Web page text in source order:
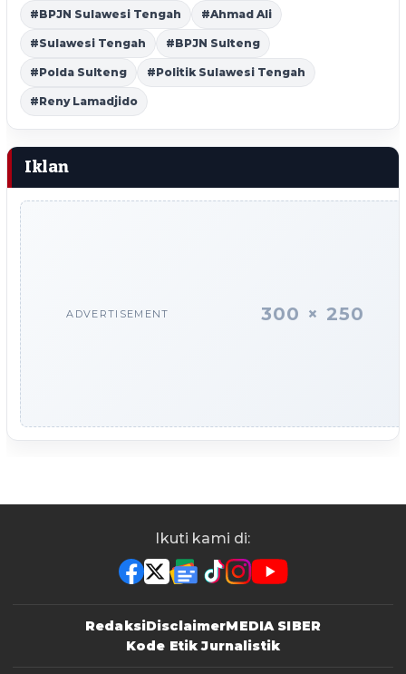
#BPJN Sulawesi Tengah #Ahmad Ali
#Sulawesi Tengah #BPJN Sulteng
#Polda Sulteng #Politik Sulawesi Tengah
#Reny Lamadjido
Iklan
ADVERTISEMENT 300 × 250
Ikuti kami di:
RedaksiDisclaimerMEDIA SIBER
Kode Etik Jurnalistik